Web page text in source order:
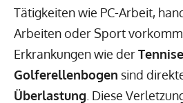
Tätigkeiten wie PC-Arbeit,
Arbeiten oder Sport
Erkrankungen wie der
Golferellenbogen sind
Überlastung . Diese